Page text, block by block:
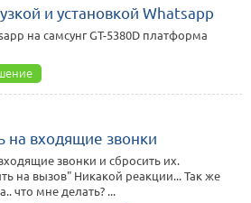
и установкой Whatsapp
на самсунг GT-5380D платформа
на входящие звонки
звонки и сбросить их.
на вызов" Никакой реакции... Так же
что мне делать? ...